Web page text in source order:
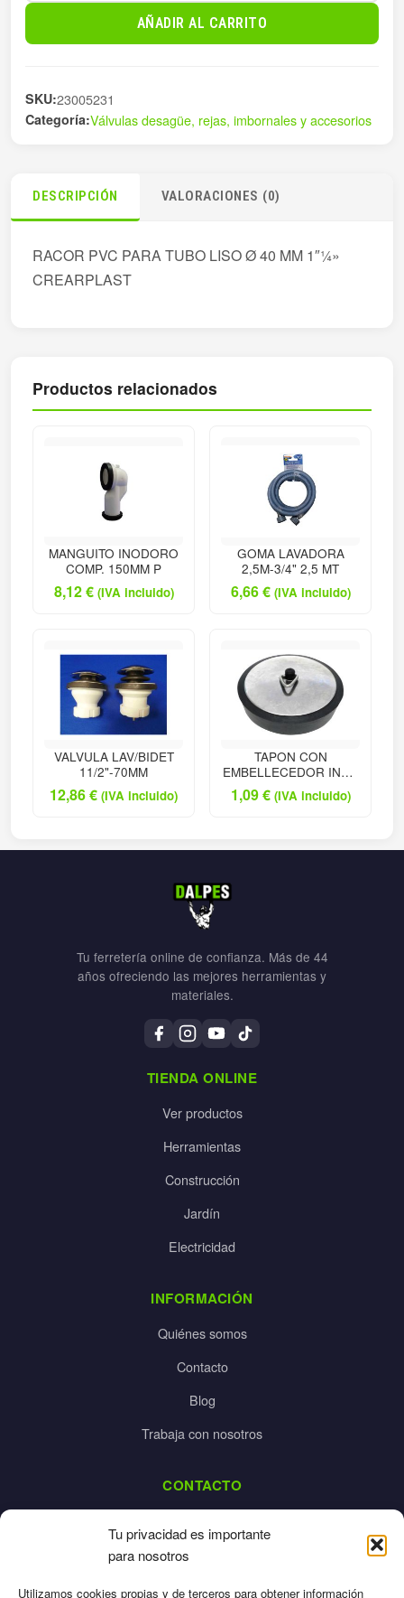
Tu privacidad es importante
para nosotros
Utilizamos cookies propias y de terceros para obtener información
PVC
Ø
40
AÑADIR AL CARRITO
SKU:23005231
Categoría:Válvulas desagüe, rejas, imbornales y accesorios
DESCRIPCIÓN VALORACIONES (0)
RACOR PVC PARA TUBO LISO Ø 40 MM 1″¼»
CREARPLAST
Productos relacionados
MANGUITO INODORO
COMP. 150MM P
8,12€ (IVA incluido)
GOMA LAVADORA
2,5M-3/4" 2,5 MT
6,66€ (IVA incluido)
VALVULA LAV/BIDET
11/2"-70MM
12,86€ (IVA incluido)
TAPON CON
EMBELLECEDOR INOX
1,09€ (IVA incluido)
Tu ferretería online de confianza. Más de 44
años ofreciendo las mejores herramientas y
materiales.
TIENDA ONLINE
Ver productos
Herramientas
Construcción
Jardín
Electricidad
INFORMACIÓN
Quiénes somos
Contacto
Blog
Trabaja con nosotros
CONTACTO
925 532 213